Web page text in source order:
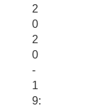
2
0
2
0
-
1
9: